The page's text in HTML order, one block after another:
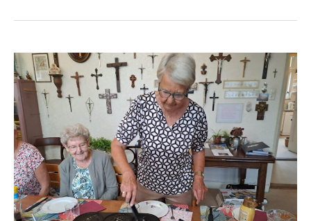
9
september
–
Pannenkoeken
bakken
met
Thea!